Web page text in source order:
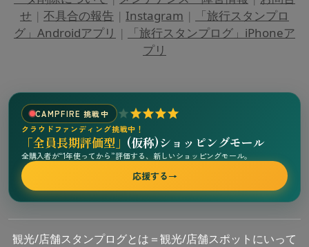
せ | 不具合の報告 | Instagram |
「旅行スタンプロ
グ」Androidアプリ |
「旅行スタンプログ」iPhoneア
プリ
CAMPFIRE 挑戦中
クラウドファンディング挑戦中！
「全員長期評価型」 (仮称)ショッピングモール
全購入者が“1年使ってから”評価する、新しいショッピングモール。
応援する→
観光/店舗スタンプログとは＝観光/店舗スポットにいって